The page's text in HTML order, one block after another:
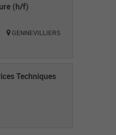
(h/f)
GENNEVILLIERS
Techniques